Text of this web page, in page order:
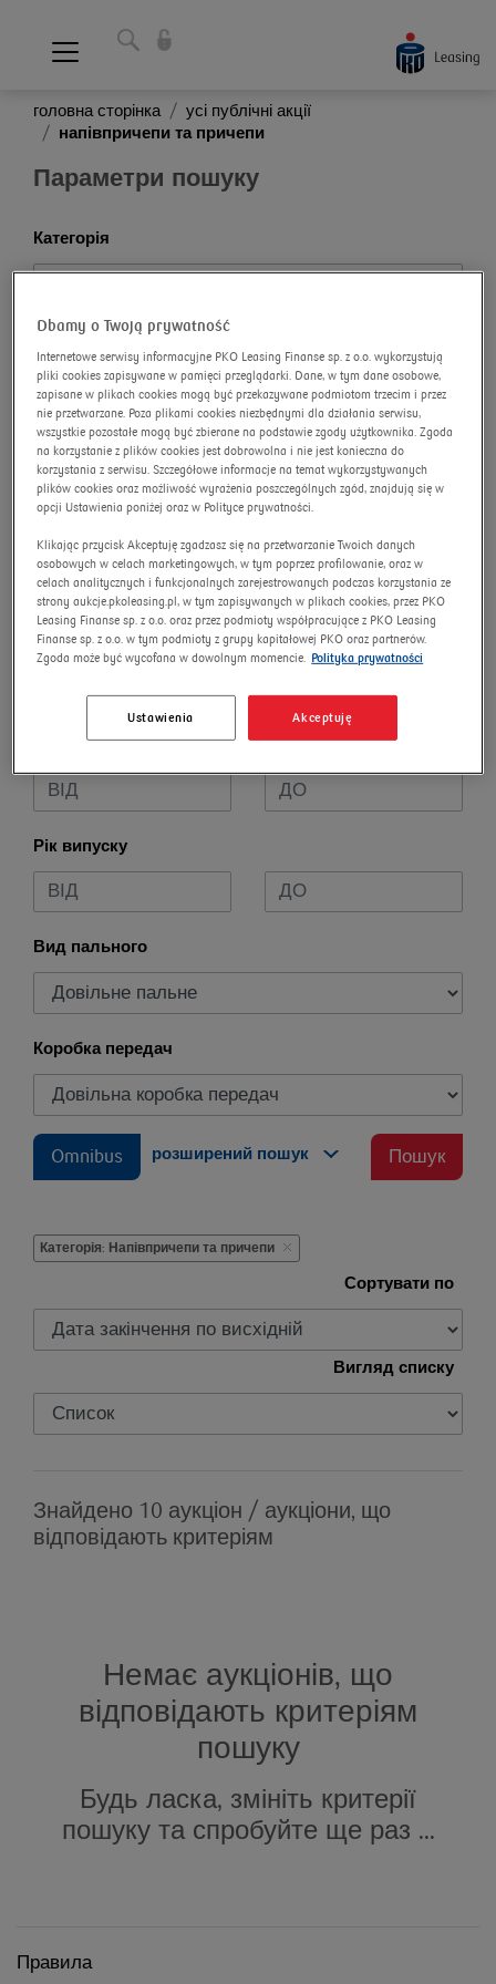
головна сторінка
усі публічні акції
напівпричепи та причепи
Параметри пошуку
Категорія
Підкатегорія
Марка
Модель
Паркінг
Стартова ціна
Рік випуску
Вид пального
Коробка передач
Omnibus розширений пошук Пошук
Категорія: Напівпричепи та причепи
Сортувати по
Вигляд списку
Знайдено 10 аукціон / аукціони, що
відповідають критеріям
Немає аукціонів, що
відповідають критеріям
пошуку
Будь ласка, змініть критерії
пошуку та спробуйте ще раз ...
Правила
Dbamy o Twoją prywatność
Internetowe serwisy informacyjne PKO Leasing Finanse sp. z o.o. wykorzystują
pliki cookies zapisywane w pamięci przeglądarki. Dane, w tym dane osobowe,
zapisane w plikach cookies mogą być przekazywane podmiotom trzecim i przez
nie przetwarzane. Poza plikami cookies niezbędnymi dla działania serwisu,
wszystkie pozostałe mogą być zbierane na podstawie zgody użytkownika. Zgoda
na korzystanie z plików cookies jest dobrowolna i nie jest konieczna do
korzystania z serwisu. Szczegółowe informacje na temat wykorzystywanych
plików cookies oraz możliwość wyrażenia poszczególnych zgód, znajdują się w
opcji Ustawienia poniżej oraz w Polityce prywatności.
Klikając przycisk Akceptuję zgadzasz się na przetwarzanie Twoich danych
osobowych w celach marketingowych, w tym poprzez profilowanie, oraz w
celach analitycznych i funkcjonalnych zarejestrowanych podczas korzystania ze
strony aukcje.pkoleasing.pl, w tym zapisywanych w plikach cookies, przez PKO
Leasing Finanse sp. z o.o. oraz przez podmioty współpracujące z PKO Leasing
Finanse sp. z o.o. w tym podmioty z grupy kapitałowej PKO oraz partnerów.
Zgoda może być wycofana w dowolnym momencie. Polityka prywatności
Akceptuję
Ustawienia